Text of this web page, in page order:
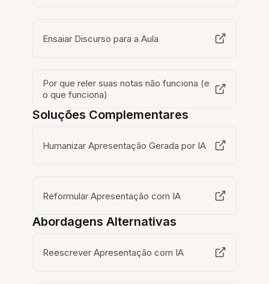
Ensaiar Discurso para a Aula
Por que reler suas notas não funciona (e
o que funciona)
Soluções Complementares
Humanizar Apresentação Gerada por IA
Reformular Apresentação com IA
Abordagens Alternativas
Reescrever Apresentação com IA